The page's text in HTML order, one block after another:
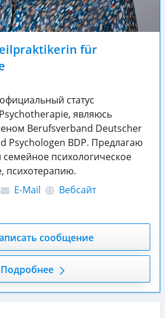
für
статус
являюсь
Berufsverband Deutscher
Psychologen BDP. Предлагаю
психологическое
психотерапию.
E-Mail Вебсайт
сообщение
Подробнее